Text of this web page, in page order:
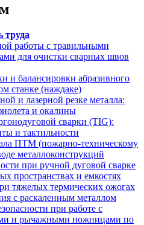
труда
работы с травильными
для очистки сварных швов
и балансировки абразивного
станке (наждаке)
и лазерной резке металла:
и окалины
сварки (TIG):
и тактильности
ПТМ (пожарно-техническому
металлоконструкций
при ручной дуговой сварке
пространствах и емкостях
тяжелых термических ожогах
с раскаленным металлом
при работе с
и рычажными ножницами по